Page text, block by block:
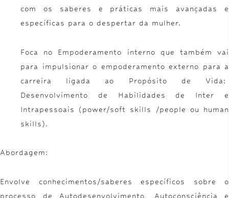
com os saberes e práticas mais avançadas e
específicas para o despertar da mulher.
Foca no Empoderamento interno que também vai
para impulsionar o empoderamento externo para a
carreira ligada ao Propósito de Vida:
Desenvolvimento de Habilidades de Inter e
Intrapessoais (power/soft skills /people ou human
skills).
Abordagem:
Envolve conhecimentos/saberes específicos sobre o
processo de Autodesenvolvimento, Autoconsciência e